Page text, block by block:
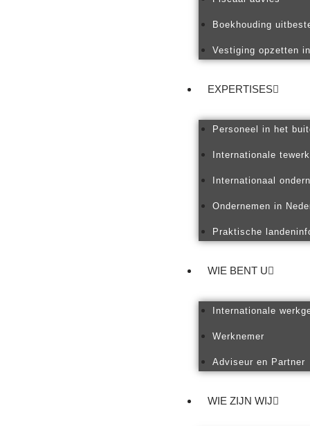
Boekhouding
Vestiging opzetten
EXPERTISES
Personeel in het
Internationale
Internationaal
Ondernemen in
Praktische
WIE BENT U
Internationale
Werknemer
Adviseur en Partner
WIE ZIJN WIJ